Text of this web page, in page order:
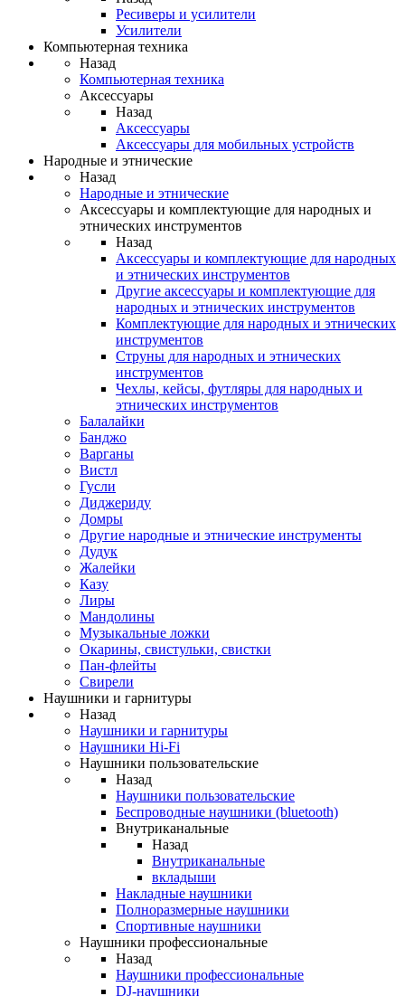
Ресиверы и усилители
Усилители
Компьютерная техника
Назад
Компьютерная техника
Аксессуары
Назад
Аксессуары
Аксессуары для мобильных устройств
Народные и этнические
Назад
Народные и этнические
Аксессуары и комплектующие для народных и
этнических инструментов
Назад
Аксессуары и комплектующие для народных
и этнических инструментов
Другие аксессуары и комплектующие для
народных и этнических инструментов
Комплектующие для народных и этнических
инструментов
Струны для народных и этнических
инструментов
Чехлы, кейсы, футляры для народных и
этнических инструментов
Балалайки
Банджо
Варганы
Вистл
Гусли
Диджериду
Домры
Другие народные и этнические инструменты
Дудук
Жалейки
Казу
Лиры
Мандолины
Музыкальные ложки
Окарины, свистульки, свистки
Пан-флейты
Свирели
Наушники и гарнитуры
Назад
Наушники и гарнитуры
Наушники Hi-Fi
Наушники пользовательские
Назад
Наушники пользовательские
Беспроводные наушники (bluetooth)
Внутриканальные
Назад
Внутриканальные
вкладыши
Накладные наушники
Полноразмерные наушники
Спортивные наушники
Наушники профессиональные
Назад
Наушники профессиональные
DJ-наушники